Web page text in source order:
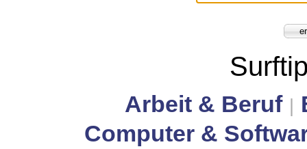
Arbeit & Beruf
Computer &